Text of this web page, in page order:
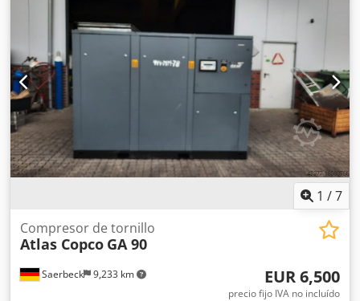
1 /7
Saerbeck 9,233 km
Compresor de tornillo
Atlas Copco GA 90
EUR 6,500
precio fijo IVA no incluído